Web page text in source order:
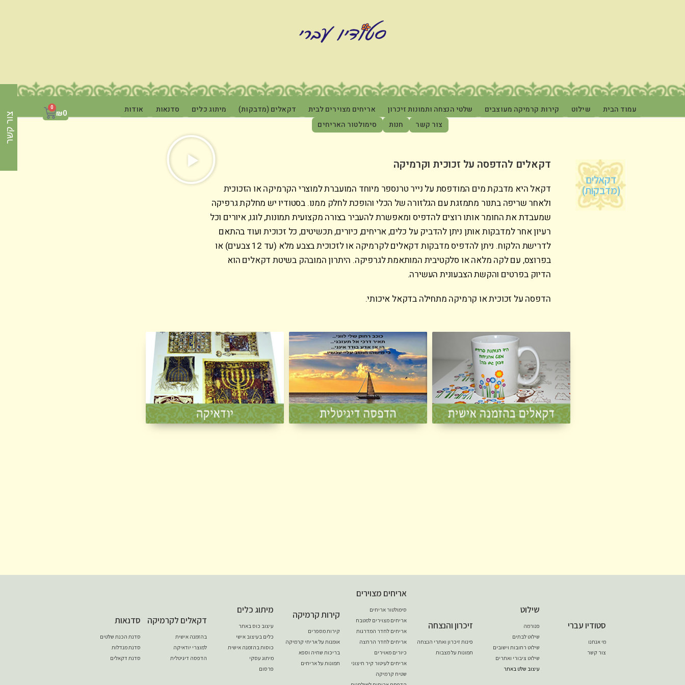
עמוד הבית שילוט קירות קרמיקה מעוצבים שלטי הנצחה ותמונות זיכרון אריחים מצוירים לבית דקאלים (מדבקות) מיתוג כלים סדנאות
אודות
צור קשר
חנות סימולטור האריחים
₪0
0
דקאלים
(מדבקות)
דקאלים להדפסה על זכוכית וקרמיקה
דקאל היא מדבקת מים המודפסת על נייר טרנספר מיוחד המועברת למוצרי הקרמיקה או הזכוכית
ולאחר שריפה בתנור מתמזגת עם הגלזורה של הכלי והופכת לחלק ממנו. בסטודיו יש מחלקת גרפיקה
שמעבדת את החומר אותו רוצים להדפיס ומאפשרת להעביר בצורה מקצועית תמונות, לוגו, איורים וכל
רעיון אחר למדבקות אותן ניתן להדביק על כלים, אריחים, כיורים, תכשיטים, כל זכוכית ועוד בהתאם
לדרישת הלקוח. ניתן להדפיס מדבקות דקאלים לקרמיקה או לזכוכית בצבע מלא (עד 12 צבעים) או
בפרוצס, עם לקה מלאה או סלקטיבית המותאמת לגרפיקה. היתרון המובהק בשיטת דקאלים הוא
הדיוק בפרטים והקשת הצבעונית העשירה.
הדפסה על זכוכית או קרמיקה מתחילה בדקאל איכותי.
סטודיו עברי
מי אנחנו
צור קשר
שילוט
פנורמה
שילוט לבתים
שילוט רחובות וישובים
שילוט ציבורי ואתרים
עיצוב שלט באתר
זיכרון והנצחה
פינות זיכרון ואתרי הנצחה
תמונות על מצבות
אריחים מצוירים
סימולטור אריחים
אריחים מצוירים למטבח
אריחים לחדר המדרגות
אריחים לחדר הרחצה
כיורים מאוירים
אריחים לעיטור קיר חיצוני
שטיח קרמיקה
קירות קרמיקה
קירות מספרים
אומנות על אריחי קרמיקה
בריכות שחיה וספא
תמונות על אריחים
מיתוג כלים
עיצוב כוס באתר
כלים בעיצוב אישי
כוסות בהזמנה אישית
מיתוג עסקי
פרסום
דקאלים לקרמיקה
בהזמנה אישית
למוצרי יודאיקה
הדפסה דיגיטלית
סדנאות
סדנת הכנת שלטים
סדנת מנדלות
סדנת דקאלים
צור קשר